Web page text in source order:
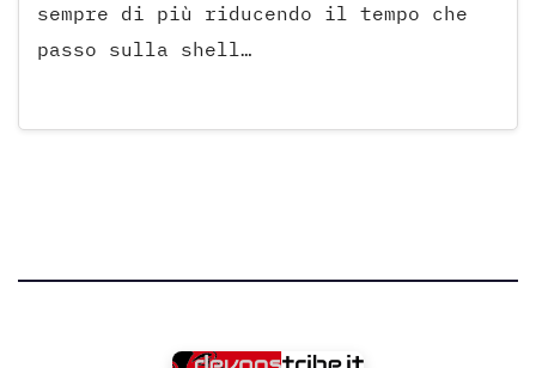
sempre di più riducendo il tempo che
passo sulla shell…